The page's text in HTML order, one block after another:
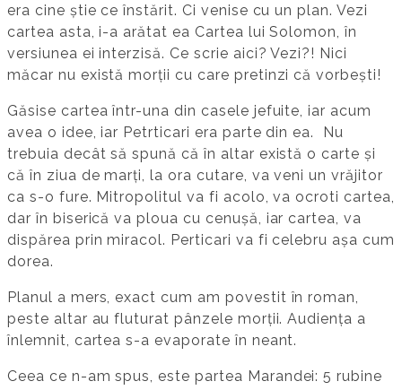
era cine știe ce înstărit. Ci venise cu un plan. Vezi
cartea asta, i-a arătat ea Cartea lui Solomon, în
versiunea ei interzisă. Ce scrie aici? Vezi?! Nici
măcar nu există morții cu care pretinzi că vorbești!
Găsise cartea într-una din casele jefuite, iar acum
avea o idee, iar Petrticari era parte din ea. Nu
trebuia decât să spună că în altar există o carte și
că în ziua de marți, la ora cutare, va veni un vrăjitor
ca s-o fure. Mitropolitul va fi acolo, va ocroti cartea,
dar în biserică va ploua cu cenușă, iar cartea, va
dispărea prin miracol. Perticari va fi celebru așa cum
dorea.
Planul a mers, exact cum am povestit în roman,
peste altar au fluturat pânzele morții. Audiența a
înlemnit, cartea s-a evaporate în neant.
Ceea ce n-am spus, este partea Marandei: 5 rubine